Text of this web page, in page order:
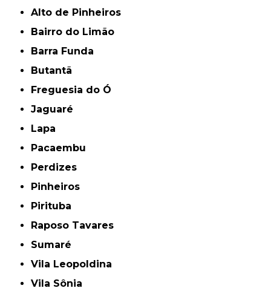
Alto de Pinheiros
Bairro do Limão
Barra Funda
Butantã
Freguesia do Ó
Jaguaré
Lapa
Pacaembu
Perdizes
Pinheiros
Pirituba
Raposo Tavares
Sumaré
Vila Leopoldina
Vila Sônia